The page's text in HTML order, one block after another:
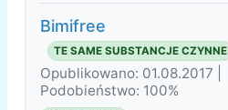
Bimifree
TE SAME SUBSTANCJE CZYNNE
Opublikowano: 01.08.2017 |
Podobieństwo: 100%